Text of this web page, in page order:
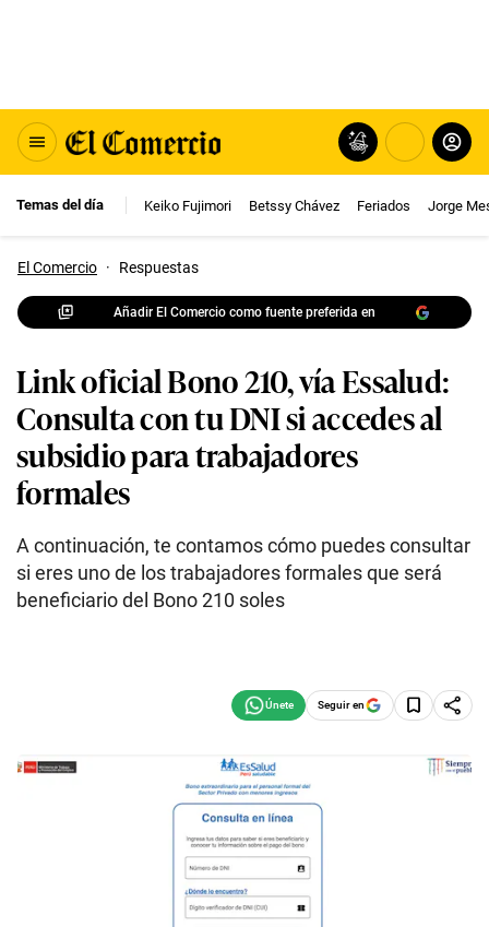
Temas del día Keiko Fujimori Betssy Chávez Feriados Jorge
El Comercio · Respuestas
Añadir El Comercio como fuente preferida en
Link oficial Bono 210, vía Essalud:
Consulta con tu DNI si accedes al
subsidio para trabajadores
formales
A continuación, te contamos cómo puedes consultar
si eres uno de los trabajadores formales que será
beneficiario del Bono 210 soles
Seguir en